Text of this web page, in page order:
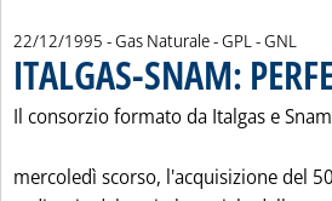
22/12/1995 - Gas Naturale - GPL - GNL
ITALGAS-SNAM:
Il consorzio formato da Italgas e
mercoledì scorso, l'acquisizione del